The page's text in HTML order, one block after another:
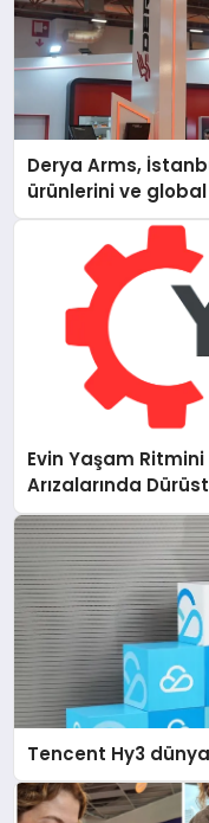
Derya Arms,
ürünlerini ve
Evin Yaşam
Arızalarında
Tencent Hy3